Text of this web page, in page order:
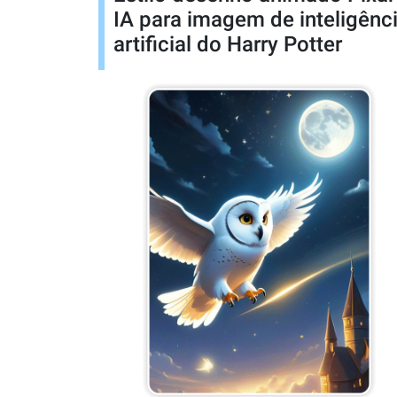
IA para imagem de
artificial do Harry Potter